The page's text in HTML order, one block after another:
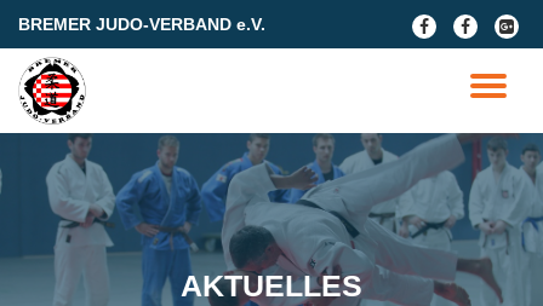
content
BREMER JUDO-VERBAND e.V.
fa-
facebook
fa-
facebook
fa-
google-
plus-
square
AKTUELLES